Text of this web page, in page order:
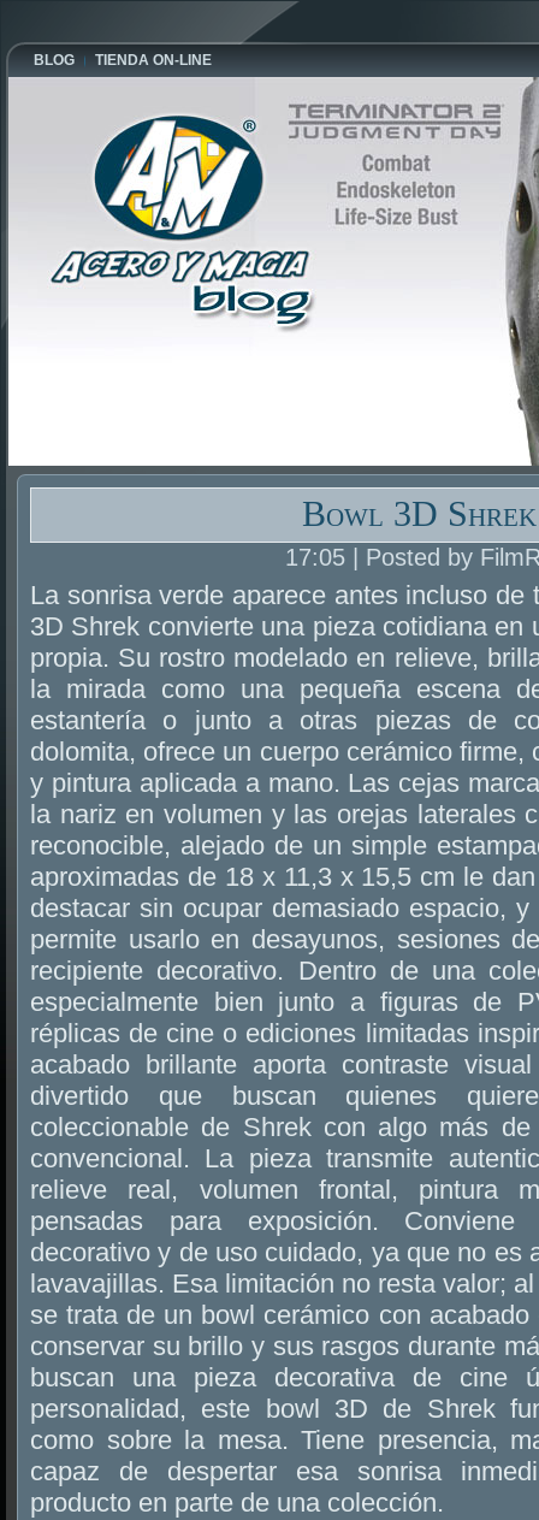
BLOG TIENDA ON-LINE
Bowl 3D Shrek
17:05 | Posted by
La sonrisa verde aparece antes incluso de
3D Shrek convierte una pieza cotidiana en
propia. Su rostro modelado en relieve,
la mirada como una pequeña escena
estantería o junto a otras piezas de
dolomita, ofrece un cuerpo cerámico firme,
y pintura aplicada a mano. Las cejas
la nariz en volumen y las orejas laterales
reconocible, alejado de un simple
aproximadas de 18 x 11,3 x 15,5 cm le
destacar sin ocupar demasiado espacio,
permite usarlo en desayunos, sesiones
recipiente decorativo. Dentro de una
especialmente bien junto a figuras de
réplicas de cine o ediciones limitadas
acabado brillante aporta contraste
divertido que buscan quienes
coleccionable de Shrek con algo más
convencional. La pieza transmite
relieve real, volumen frontal, pintura
pensadas para exposición.
decorativo y de uso cuidado, ya que no es
lavavajillas. Esa limitación no resta valor;
se trata de un bowl cerámico con
conservar su brillo y sus rasgos durante
buscan una pieza decorativa de cine
personalidad, este bowl 3D de Shrek
como sobre la mesa. Tiene presencia,
capaz de despertar esa sonrisa
producto en parte de una colección.